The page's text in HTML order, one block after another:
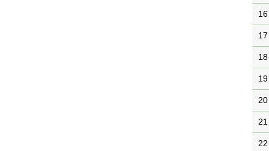
16
17
18
19
20
21
22